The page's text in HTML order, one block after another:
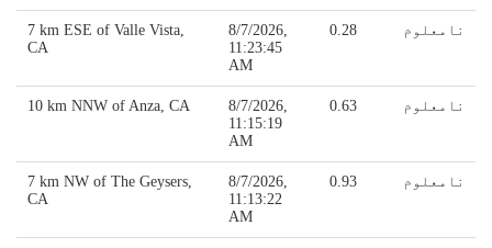
7 km ESE of Valle Vista,
CA
8/7/2026,
11:23:45
AM
0.28 نامعلوم
10 km NNW of Anza, CA
8/7/2026,
11:15:19
AM
0.63 نامعلوم
7 km NW of The Geysers,
CA
8/7/2026,
11:13:22
AM
0.93 نامعلوم